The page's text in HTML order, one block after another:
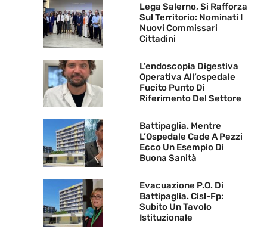
Lega Salerno, Si Rafforza
Sul Territorio: Nominati I
Nuovi Commissari
Cittadini
L’endoscopia Digestiva
Operativa All’ospedale
Fucito Punto Di
Riferimento Del Settore
Battipaglia. Mentre
L’Ospedale Cade A Pezzi
Ecco Un Esempio Di
Buona Sanità
Evacuazione P.O. Di
Battipaglia. Cisl-Fp:
Subito Un Tavolo
Istituzionale